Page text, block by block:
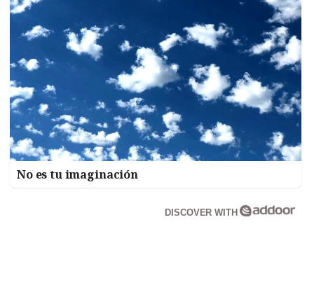
No es tu imaginación
DISCOVER WITH